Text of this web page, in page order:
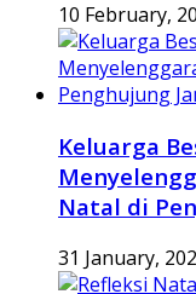
10 February,
Keluarga
Natal di
31 January,